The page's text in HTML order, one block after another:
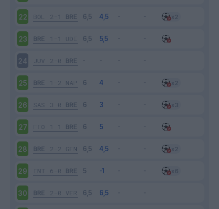
22 BOL 2-1 BRE
23 BRE 1-1 UDI
24 JUV 2-0 BRE
25 BRE 1-2 NAP
26 SAS 3-0 BRE
27 FIO 1-1 BRE
28 BRE 2-2 GEN
29 INT 6-0 BRE
30 BRE 2-0 VER